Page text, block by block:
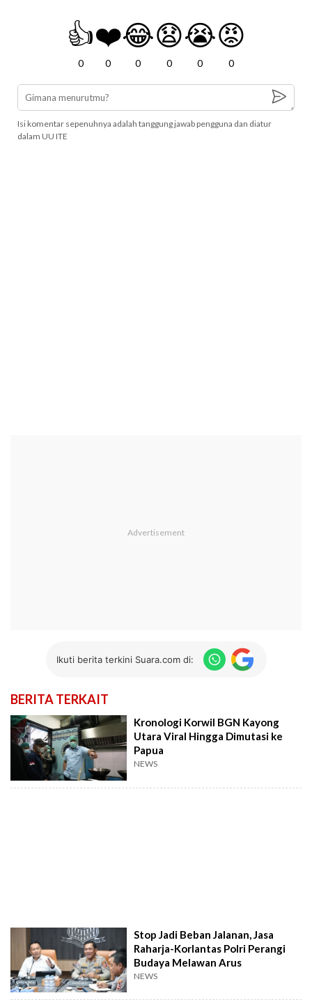
👍
0
❤️
0
😂
0
😧
0
😭
0
😡
0
Isi komentar sepenuhnya adalah tanggung jawab pengguna dan diatur
dalam UU ITE
Ikuti berita terkini Suara.com di:
BERITA TERKAIT
Kronologi Korwil BGN Kayong
Utara Viral Hingga Dimutasi ke
Papua
NEWS
Stop Jadi Beban Jalanan, Jasa
Raharja-Korlantas Polri Perangi
Budaya Melawan Arus
NEWS